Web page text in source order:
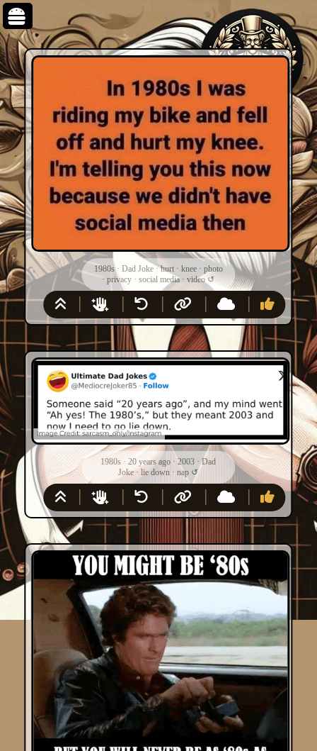
1980s· Dad Joke·hurt· knee· photo
·privacy ·social media ·video ↺
1980s ·20 years ago ·2003 ·Dad
Joke·lie down ·nap ↺